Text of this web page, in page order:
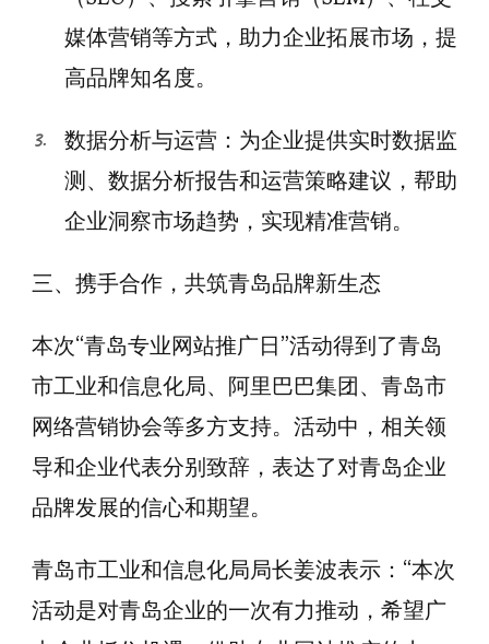
媒体营销等方式，助力企业拓展市场，提
高品牌知名度。
数据分析与运营：为企业提供实时数据监
测、数据分析报告和运营策略建议，帮助
企业洞察市场趋势，实现精准营销。
三、携手合作，共筑青岛品牌新生态
本次“青岛专业网站推广日”活动得到了青岛
市工业和信息化局、阿里巴巴集团、青岛市
网络营销协会等多方支持。活动中，相关领
导和企业代表分别致辞，表达了对青岛企业
品牌发展的信心和期望。
青岛市工业和信息化局局长姜波表示：“本次
活动是对青岛企业的一次有力推动，希望广